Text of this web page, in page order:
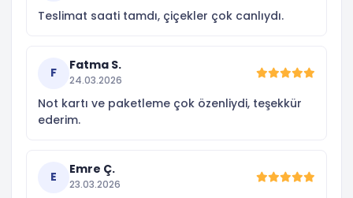
Teslimat saati tamdı, çiçekler çok canlıydı.
F
Fatma S.
24.03.2026
Not kartı ve paketleme çok özenliydi, teşekkür
ederim.
E
Emre Ç.
23.03.2026